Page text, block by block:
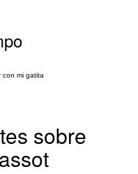
mi gatita
sobre